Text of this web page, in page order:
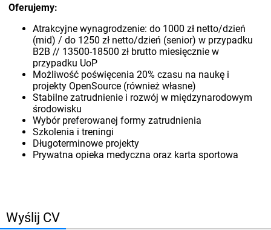
Oferujemy:
Atrakcyjne wynagrodzenie: do 1000 zł netto/dzień
(mid) / do 1250 zł netto/dzień (senior) w przypadku
B2B // 13500-18500 zł brutto miesięcznie w
przypadku UoP
Możliwość poświęcenia 20% czasu na naukę i
projekty OpenSource (również własne)
Stabilne zatrudnienie i rozwój w międzynarodowym
środowisku
Wybór preferowanej formy zatrudnienia
Szkolenia i treningi
Długoterminowe projekty
Prywatna opieka medyczna oraz karta sportowa
Wyślij CV